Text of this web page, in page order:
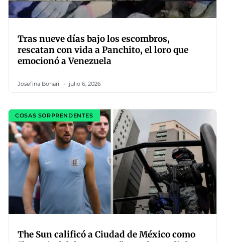
Tras nueve días bajo los escombros,
rescatan con vida a Panchito, el loro que
emocionó a Venezuela
Josefina Bonari julio 6, 2026
COSAS SORPRENDENTES
The Sun calificó a Ciudad de México como